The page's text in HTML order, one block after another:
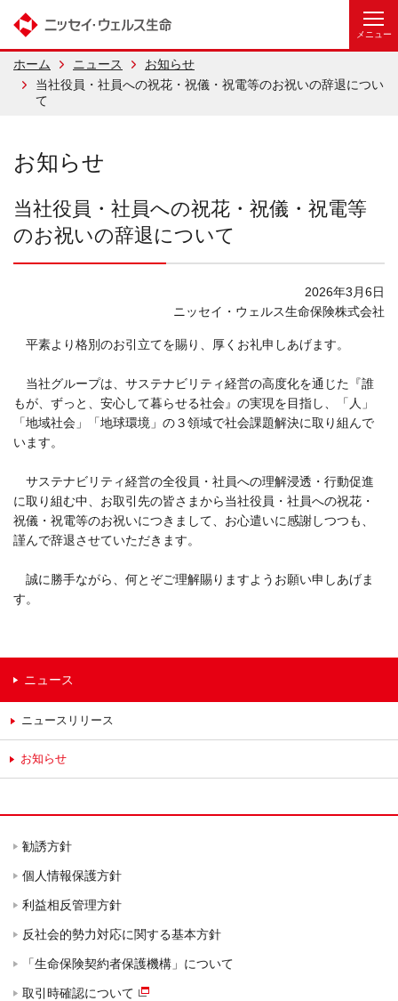
ホーム ニュース
お知らせ
当社役員・社員への祝花・祝儀・祝電等のお祝いの辞退につい
て
お知らせ
当社役員・社員への祝花・祝儀・祝電等
のお祝いの辞退について
2026年3月6日
ニッセイ・ウェルス生命保険株式会社
平素より格別のお引立てを賜り、厚くお礼申しあげます。
当社グループは、サステナビリティ経営の高度化を通じた『誰
もが、ずっと、安心して暮らせる社会』の実現を目指し、「人」
「地域社会」「地球環境」の３領域で社会課題解決に取り組んで
います。
サステナビリティ経営の全役員・社員への理解浸透・行動促進
に取り組む中、お取引先の皆さまから当社役員・社員への祝花・
祝儀・祝電等のお祝いにつきまして、お心遣いに感謝しつつも、
謹んで辞退させていただきます。
誠に勝手ながら、何とぞご理解賜りますようお願い申しあげま
す。
ニュース
ニュースリリース
お知らせ
勧誘方針
個人情報保護方針
利益相反管理方針
反社会的勢力対応に関する基本方針
「生命保険契約者保護機構」について
取引時確認について